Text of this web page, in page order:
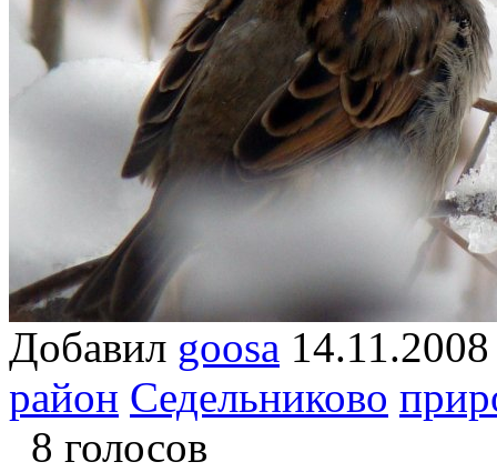
Добавил goosa
район Седельниково
8 голосов